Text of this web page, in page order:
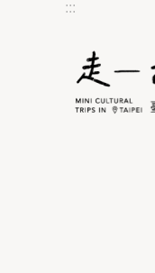
跳到主要內容區塊
:::